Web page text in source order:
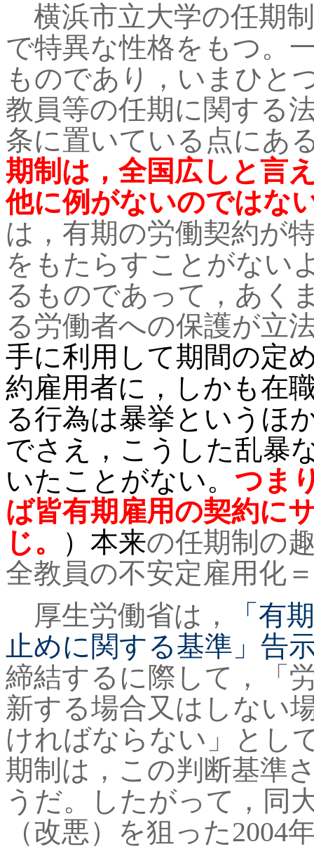
横浜市立大学の任期
で特異な性格をもつ。
ものであり，いまひと
教員等の任期に関する
条に置いている点にあ
期制は，全国広しと言
他に例がないのではな
は，有期の労働契約が
をもたらすことがない
るものであって，あく
る労働者への保護が立
手に利用して期間の定
約雇用者に，しかも在
る行為は暴挙というほ
でさえ，こうした乱暴
いたことがない。 つま
ば皆有期雇用の契約に
じ。
）本来の任期制の
全教員の不安定雇用化
厚生労働省は，
「有
止めに関する基準」告
締結するに際して，「
新する場合又はしない
ければならない」とし
期制は，この判断基準
うだ。したがって，同
（改悪）を狙った2004